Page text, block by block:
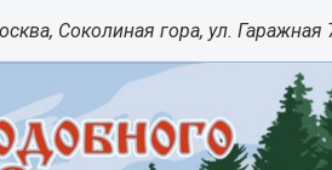
Соколиная гора, ул. Гаражная